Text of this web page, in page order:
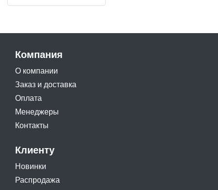
Компания
О компании
Заказ и доставка
Оплата
Менеджеры
Контакты
Клиенту
Новинки
Распродажа